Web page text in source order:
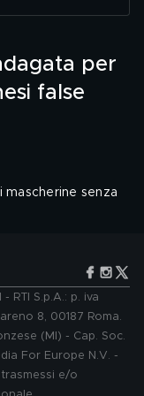
per
false
senza
RTI S.p.A.: p. iva
8, 00187 Roma.
(MI) - Cap. Soc.
For Europe N.V. -
e/o